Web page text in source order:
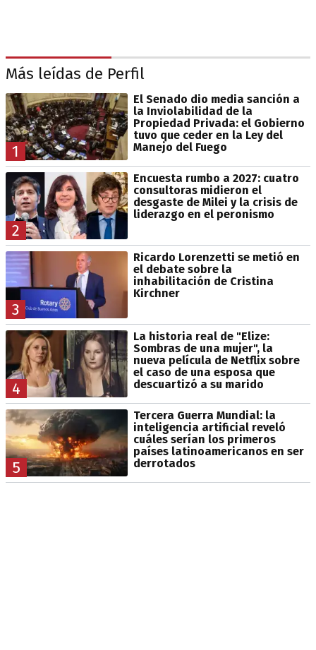
Más leídas de Perfil
1
El Senado dio media sanción a
la Inviolabilidad de la
Propiedad Privada: el Gobierno
tuvo que ceder en la Ley del
Manejo del Fuego
2
Encuesta rumbo a 2027: cuatro
consultoras midieron el
desgaste de Milei y la crisis de
liderazgo en el peronismo
3
Ricardo Lorenzetti se metió en
el debate sobre la
inhabilitación de Cristina
Kirchner
4
La historia real de "Elize:
Sombras de una mujer", la
nueva película de Netflix sobre
el caso de una esposa que
descuartizó a su marido
5
Tercera Guerra Mundial: la
inteligencia artificial reveló
cuáles serían los primeros
países latinoamericanos en ser
derrotados